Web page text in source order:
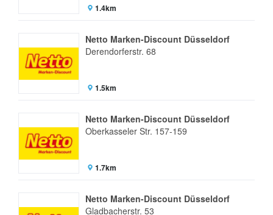
1.4km
Netto Marken-Discount Düsseldorf
Derendorferstr. 68
1.5km
Netto Marken-Discount Düsseldorf
Oberkasseler Str. 157-159
1.7km
Netto Marken-Discount Düsseldorf
Gladbacherstr. 53